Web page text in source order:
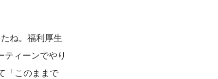
ね。福利厚生
ィーンでやり
「このままで